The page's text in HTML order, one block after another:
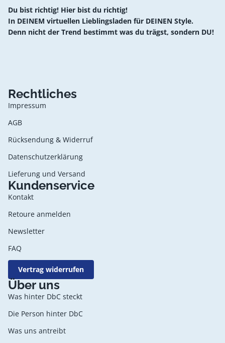
Du bist richtig! Hier bist du richtig!
In DEINEM virtuellen Lieblingsladen für DEINEN Style.
Denn nicht der Trend bestimmt was du trägst, sondern DU!
Rechtliches
Impressum
AGB
Rücksendung & Widerruf
Datenschutzerklärung
Lieferung und Versand
Kundenservice
Kontakt
Retoure anmelden
Newsletter
FAQ
Vertrag widerrufen
Über uns
Was hinter DbC steckt
Die Person hinter DbC
Was uns antreibt
Datenschutzerklärung
AGB
Kontaktinformationen
Impressum